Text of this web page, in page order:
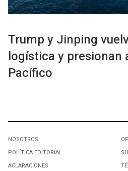
Trump y Jinping
logística y presionan
Pacífico
NOSOTROS
POLÍTICA EDITORIAL
ACLARACIONES